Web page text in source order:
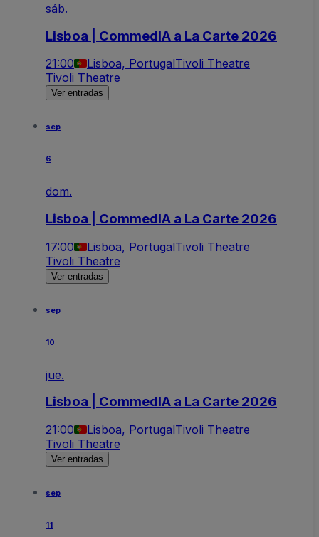
sáb.
Lisboa | CommedIA a La Carte 2026
21:00 Lisboa, PortugalTivoli Theatre
Tivoli Theatre
Ver entradas
sep
6
dom.
Lisboa | CommedIA a La Carte 2026
17:00 Lisboa, PortugalTivoli Theatre
Tivoli Theatre
Ver entradas
sep
10
jue.
Lisboa | CommedIA a La Carte 2026
21:00 Lisboa, PortugalTivoli Theatre
Tivoli Theatre
Ver entradas
sep
11